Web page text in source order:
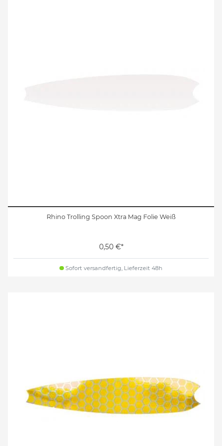
Rhino Trolling Spoon Xtra Mag Folie Weiß
0,50 €*
Sofort versandfertig, Lieferzeit 48h